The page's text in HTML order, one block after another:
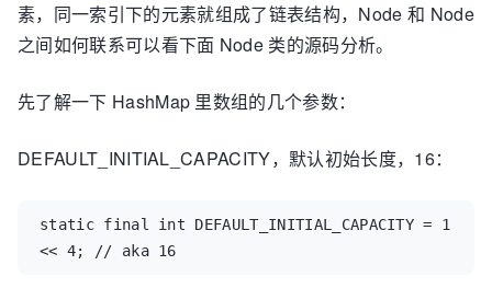
素，同一索引下的元素就组成了链表结构，Node 和 Node
之间如何联系可以看下面 Node 类的源码分析。
先了解一下 HashMap 里数组的几个参数：
DEFAULT_INITIAL_CAPACITY，默认初始长度，16：
static final int DEFAULT_INITIAL_CAPACITY = 1
<< 4; // aka 16